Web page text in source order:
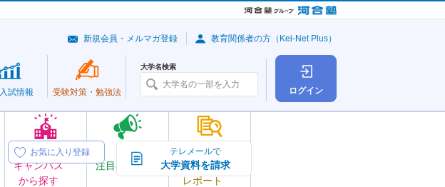
ログイン
オープン
キャンパス
から探す
注目の大学
大学の今
トピック＆
レポート
入試情報 受験対策・ 勉強法
大学名検索
新規会員・メルマガ登録 教育関係者の方（Kei-Net Plus）
お気に入り登録 テレメールで
大学資料を請求